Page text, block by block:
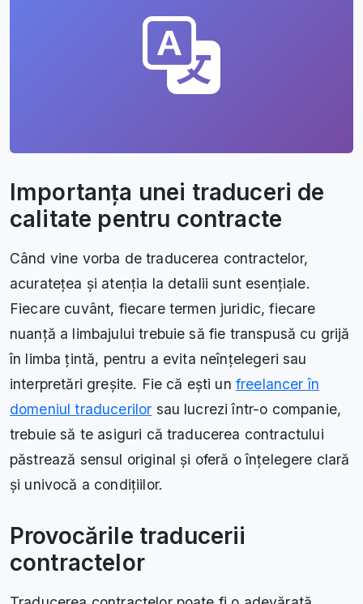
Importanța unei traduceri de
calitate pentru contracte
Când vine vorba de traducerea contractelor,
acuratețea și atenția la detalii sunt esențiale.
Fiecare cuvânt, fiecare termen juridic, fiecare
nuanță a limbajului trebuie să fie transpusă cu grijă
în limba țintă, pentru a evita neînțelegeri sau
interpretări greșite. Fie că ești un freelancer în
domeniul traducerilor sau lucrezi într-o companie,
trebuie să te asiguri că traducerea contractului
păstrează sensul original și oferă o înțelegere clară
și univocă a condițiilor.
Provocările traducerii
contractelor